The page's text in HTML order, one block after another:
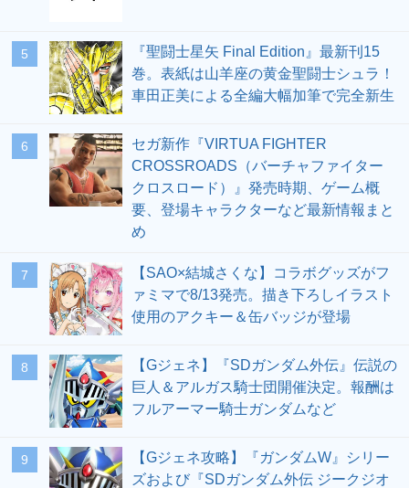
5
『聖闘士星矢 Final Edition』最新刊15
巻。表紙は山羊座の黄金聖闘士シュラ！
車田正美による全編大幅加筆で完全新生
6
セガ新作『VIRTUA FIGHTER
CROSSROADS（バーチャファイター
クロスロード）』発売時期、ゲーム概
要、登場キャラクターなど最新情報まと
め
7
【SAO×結城さくな】コラボグッズがフ
ァミマで8/13発売。描き下ろしイラスト
使用のアクキー＆缶バッジが登場
8
【Gジェネ】『SDガンダム外伝』伝説の
巨人＆アルガス騎士団開催決定。報酬は
フルアーマー騎士ガンダムなど
9
【Gジェネ攻略】『ガンダムW』シリー
ズおよび『SDガンダム外伝 ジークジオ